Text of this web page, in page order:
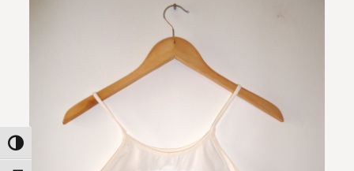
Nagy kontraszt váltása